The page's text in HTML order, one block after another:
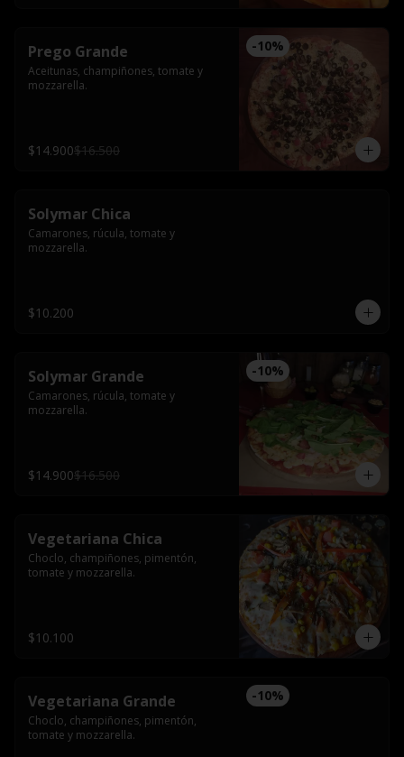
-10%
Prego Grande
Aceitunas, champiñones, tomate y
mozzarella.
$14.900$16.500
Solymar Chica
Camarones, rúcula, tomate y
mozzarella.
$10.200
-10%
Solymar Grande
Camarones, rúcula, tomate y
mozzarella.
$14.900$16.500
Vegetariana Chica
Choclo, champiñones, pimentón,
tomate y mozzarella.
$10.100
-10%
Vegetariana Grande
Choclo, champiñones, pimentón,
tomate y mozzarella.